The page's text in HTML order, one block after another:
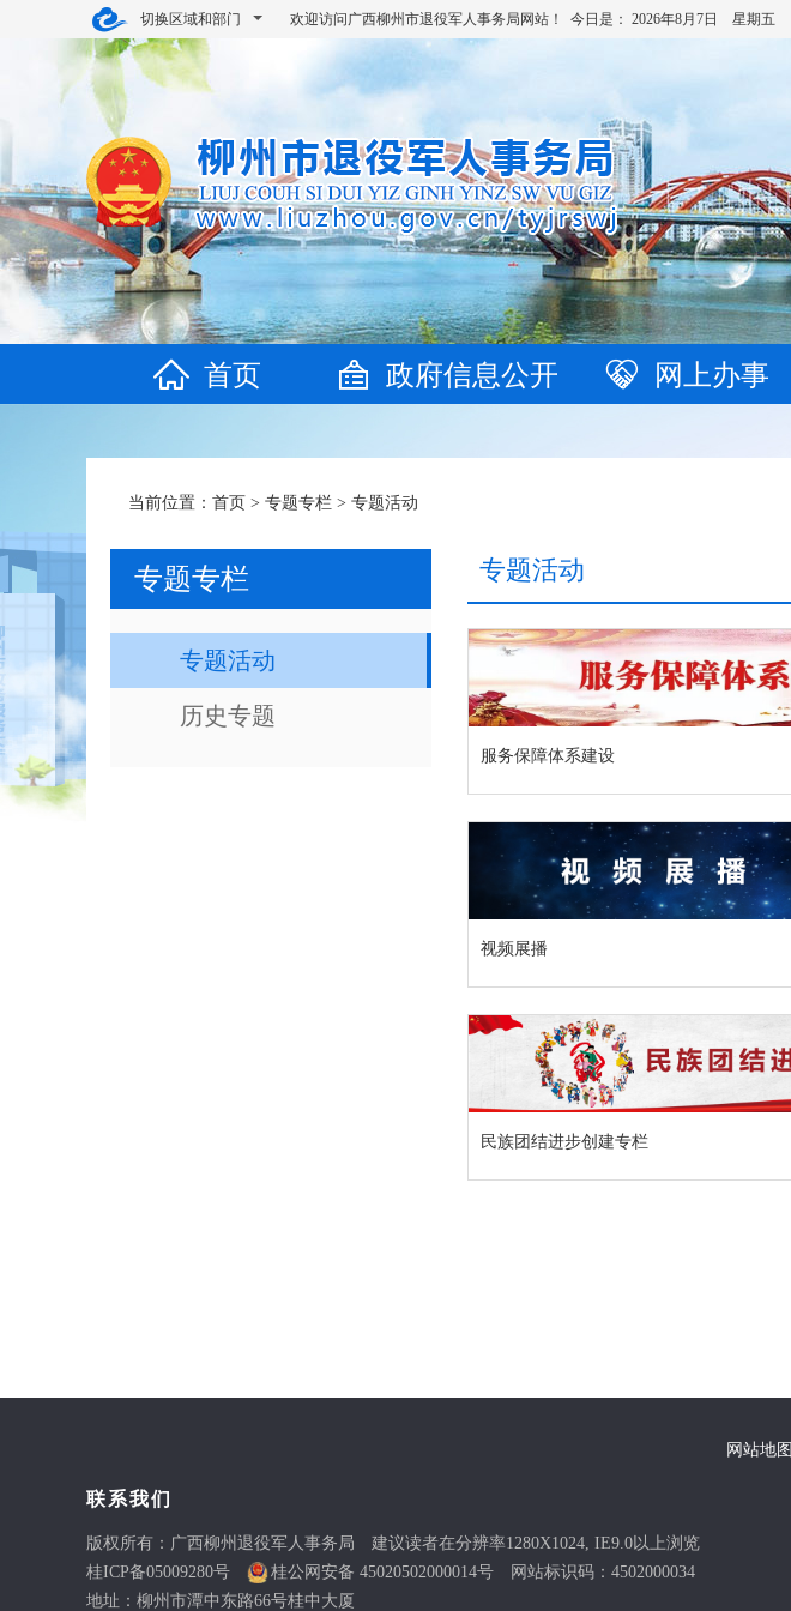
切换区域和部门 欢迎访问广西柳州市退役军人事务局网站！ 今日是： 2026年8月7日 星期五
首页 政府信息公开 网上办事
当前位置： 首页 > 专题专栏 > 专题活动
专题专栏
专题活动
历史专题
专题活动
服务保障体系建设
视频展播
民族团结进步创建专栏
网站地图
联系我们
版权所有：广西柳州退役军人事务局 建议读者在分辨率1280X1024, IE9.0以上浏览
桂ICP备05009280号
桂公网安备 45020502000014号 网站标识码：4502000034
地址：柳州市潭中东路66号桂中大厦